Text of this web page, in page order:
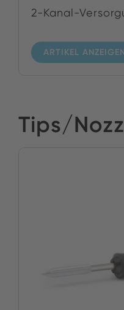
2-Kanal-
ARTIKEL ANZEIGEN
Tips/